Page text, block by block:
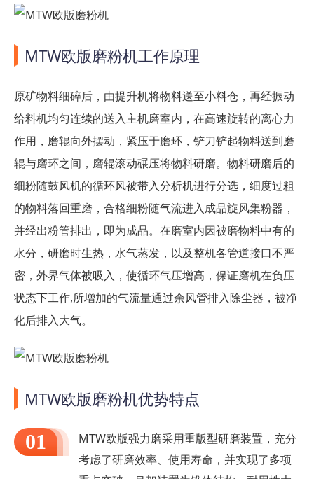
MTW欧版磨粉机工作原理
原矿物料细碎后，由提升机将物料送至小料仓，再经振动
给料机均匀连续的送入主机磨室内，在高速旋转的离心力
作用，磨辊向外摆动，紧压于磨环，铲刀铲起物料送到磨
辊与磨环之间，磨辊滚动碾压将物料研磨。物料研磨后的
细粉随鼓风机的循环风被带入分析机进行分选，细度过粗
的物料落回重磨，合格细粉随气流进入成品旋风集粉器，
并经出粉管排出，即为成品。在磨室内因被磨物料中有的
水分，研磨时生热，水气蒸发，以及整机各管道接口不严
密，外界气体被吸入，使循环气压增高，保证磨机在负压
状态下工作,所增加的气流量通过余风管排入除尘器，被净
化后排入大气。
MTW欧版磨粉机优势特点
01
MTW欧版强力磨采用重版型研磨装置，充分
考虑了研磨效率、使用寿命，并实现了多项